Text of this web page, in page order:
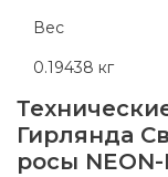
Вес
0.19438 кг
Гирлянда
росы NEON-